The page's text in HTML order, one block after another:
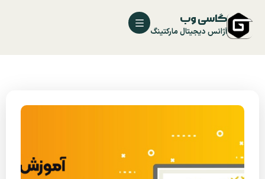
گاسی وب
آژانس دیجیتال مارکتینگ